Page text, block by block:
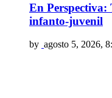
En Perspectiva:
infanto-juvenil
by agosto 5, 2026,